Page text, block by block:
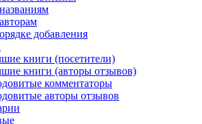
добавления
книги (посетители)
книги (авторы отзывов)
комментаторы
авторы отзывов